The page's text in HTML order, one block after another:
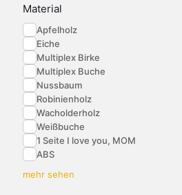
Material
Apfelholz
Eiche
Multiplex Birke
Multiplex Buche
Nussbaum
Robinienholz
Wacholderholz
Weißbuche
1 Seite I love you, MOM
ABS
mehr sehen